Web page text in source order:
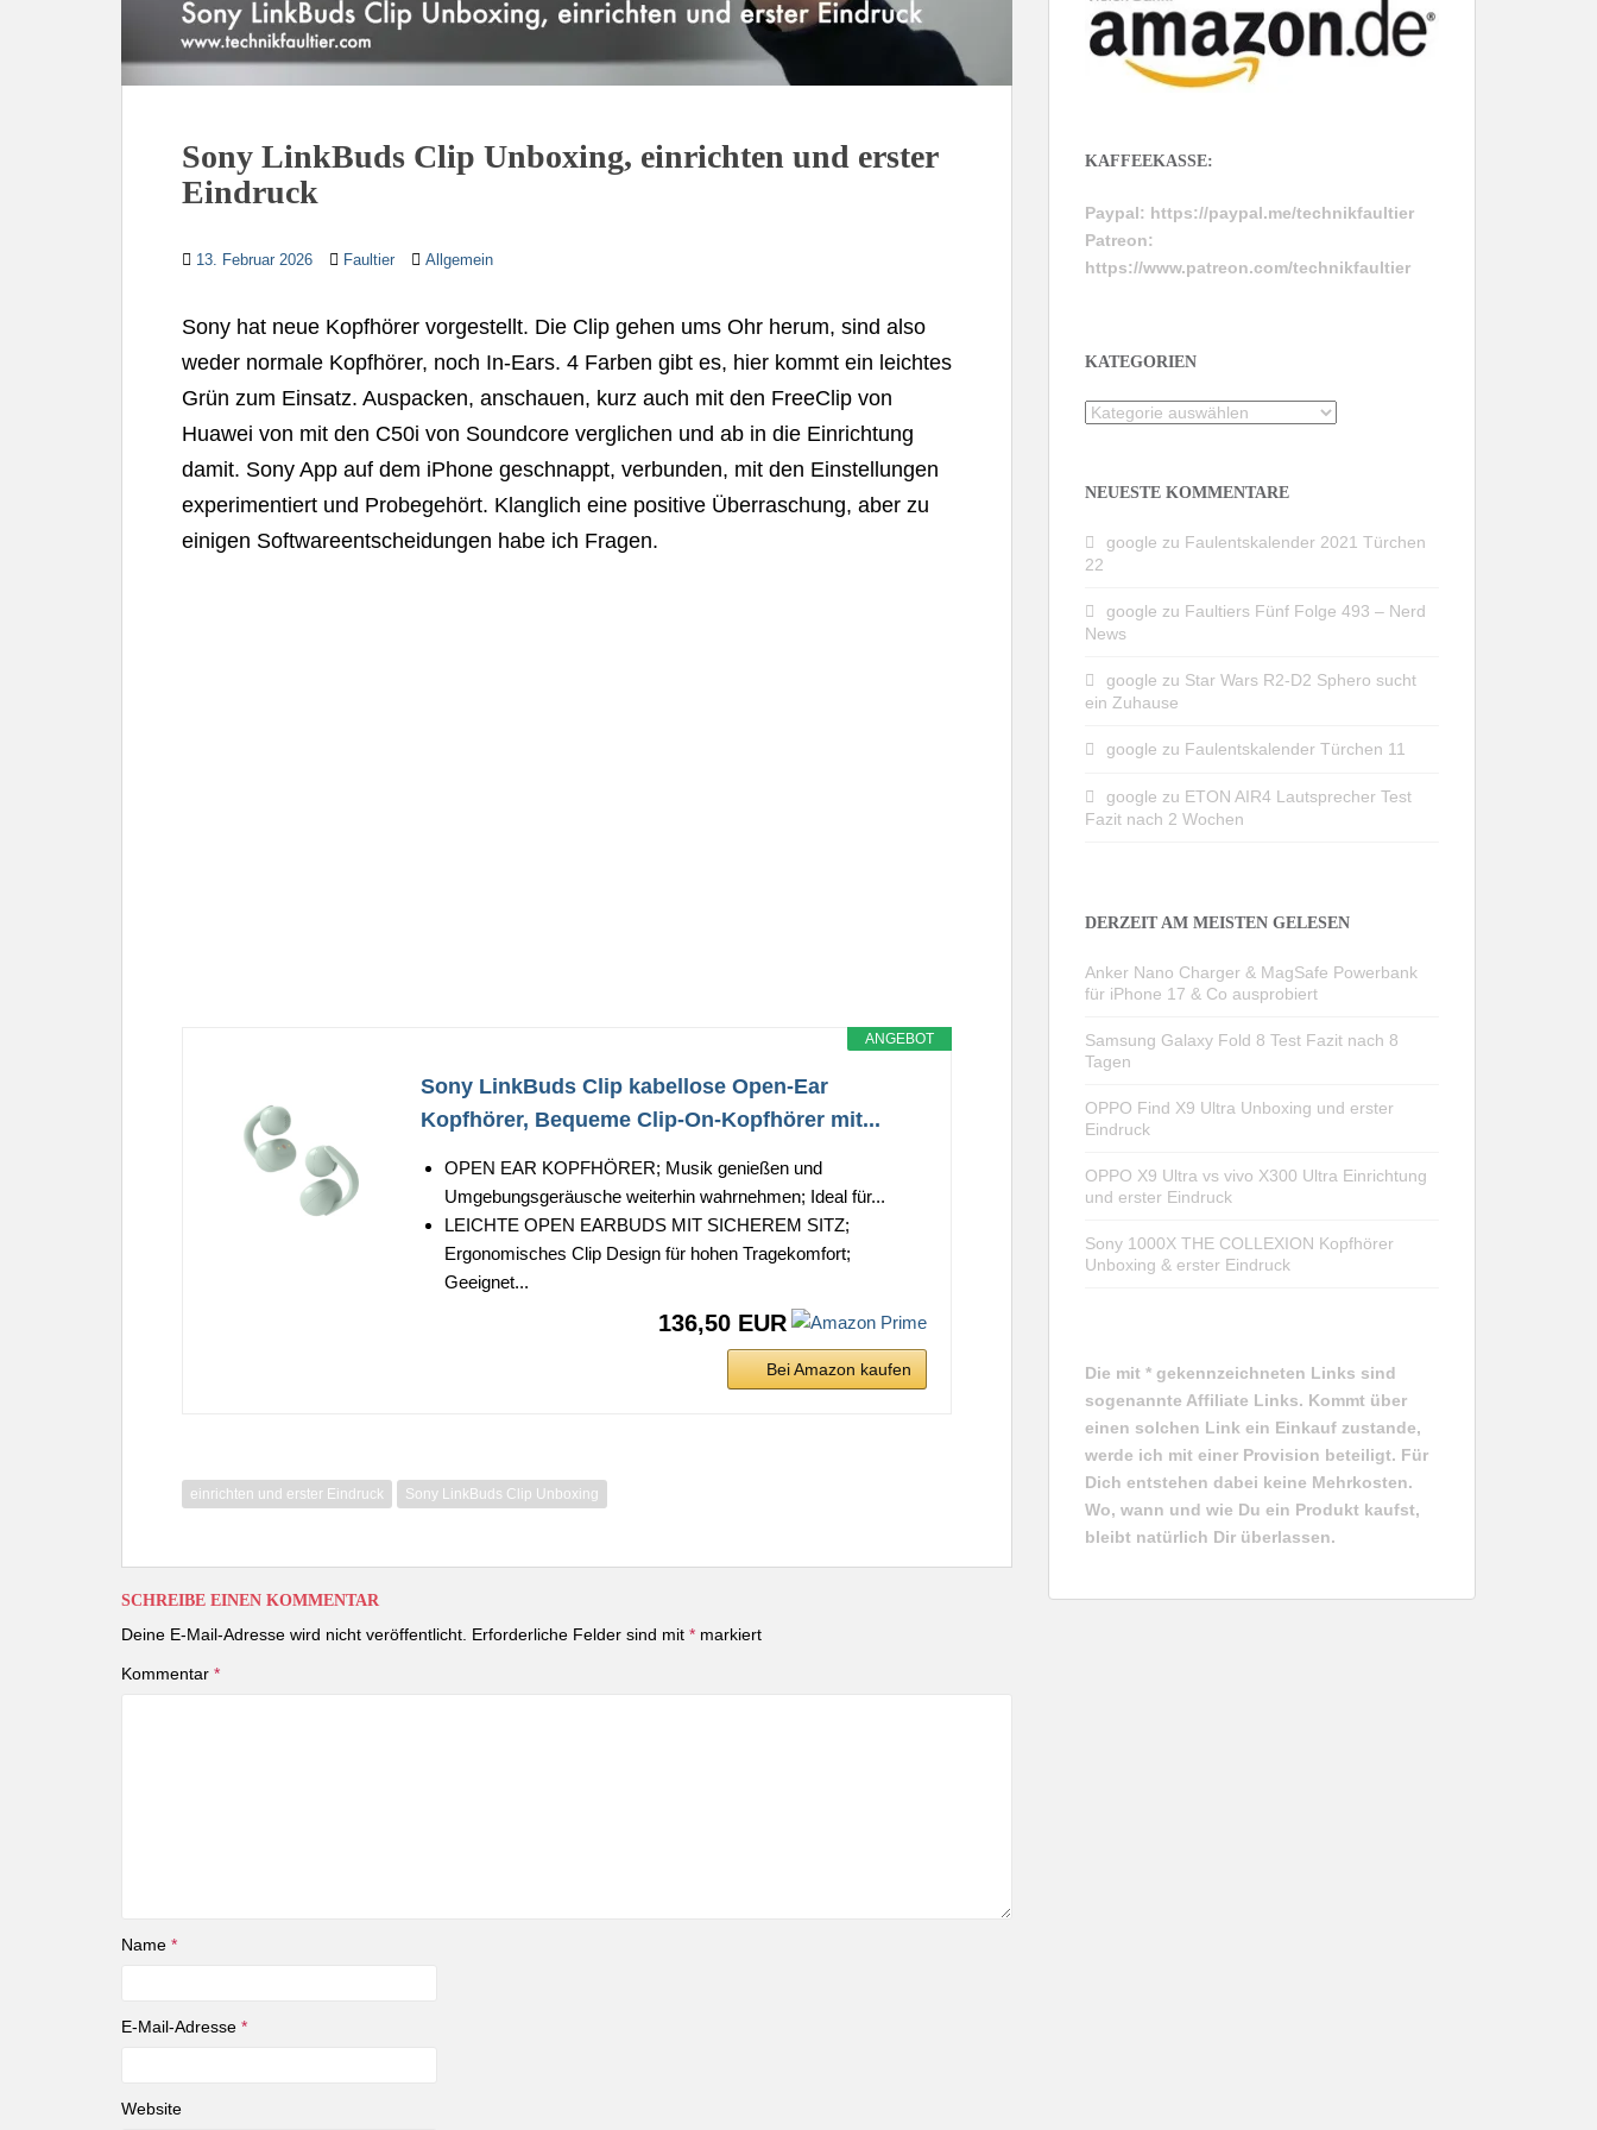
Sony LinkBuds Clip Unboxing, einrichten und erster
Eindruck
13. Februar 2026 Faultier Allgemein
Sony hat neue Kopfhörer vorgestellt. Die Clip gehen ums Ohr herum, sind also
weder normale Kopfhörer, noch In-Ears. 4 Farben gibt es, hier kommt ein leichtes
Grün zum Einsatz. Auspacken, anschauen, kurz auch mit den FreeClip von
Huawei von mit den C50i von Soundcore verglichen und ab in die Einrichtung
damit. Sony App auf dem iPhone geschnappt, verbunden, mit den Einstellungen
experimentiert und Probegehört. Klanglich eine positive Überraschung, aber zu
einigen Softwareentscheidungen habe ich Fragen.
ANGEBOT
Sony LinkBuds Clip kabellose Open-Ear
Kopfhörer, Bequeme Clip-On-Kopfhörer mit...
OPEN EAR KOPFHÖRER; Musik genießen und
Umgebungsgeräusche weiterhin wahrnehmen; Ideal für...
LEICHTE OPEN EARBUDS MIT SICHEREM SITZ;
Ergonomisches Clip Design für hohen Tragekomfort;
Geeignet...
136,50 EUR
Bei Amazon kaufen
einrichten und erster Eindruck Sony LinkBuds Clip Unboxing
SCHREIBE EINEN KOMMENTAR
Deine E-Mail-Adresse wird nicht veröffentlicht. Erforderliche Felder sind mit * markiert
Kommentar *
Name *
E-Mail-Adresse *
Website
KAFFEEKASSE:
Paypal: https://paypal.me/technikfaultier
Patreon:
https://www.patreon.com/technikfaultier
KATEGORIEN
Kategorien
NEUESTE KOMMENTARE
google zu Faulentskalender 2021 Türchen
22
google zu Faultiers Fünf Folge 493 – Nerd
News
google zu Star Wars R2-D2 Sphero sucht
ein Zuhause
google zu Faulentskalender Türchen 11
google zu ETON AIR4 Lautsprecher Test
Fazit nach 2 Wochen
DERZEIT AM MEISTEN GELESEN
Anker Nano Charger & MagSafe Powerbank
für iPhone 17 & Co ausprobiert
Samsung Galaxy Fold 8 Test Fazit nach 8
Tagen
OPPO Find X9 Ultra Unboxing und erster
Eindruck
OPPO X9 Ultra vs vivo X300 Ultra Einrichtung
und erster Eindruck
Sony 1000X THE COLLEXION Kopfhörer
Unboxing & erster Eindruck
Die mit * gekennzeichneten Links sind
sogenannte Affiliate Links. Kommt über
einen solchen Link ein Einkauf zustande,
werde ich mit einer Provision beteiligt. Für
Dich entstehen dabei keine Mehrkosten.
Wo, wann und wie Du ein Produkt kaufst,
bleibt natürlich Dir überlassen.